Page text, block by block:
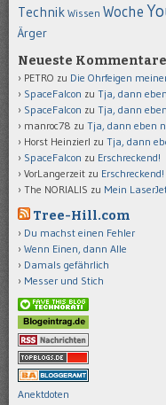
Technik Wissen Woche
Ärger
Neueste Kommentare
PETRO zu Die Ohrfeigen
SpaceFalcon zu Tja, dann
SpaceFalcon zu Tja, dann
manroc78 zu Tja, dann eben
Horst Heinzierl zu Tja, dann
SpaceFalcon zu Erschreckend!
VorLangerzeit zu Erschreckend!
The NORIALIS zu Mein
Tree-Hill.com
Du machst einen Fehler
Wenn Einen, dann Alle
Damals gefährlich
Messer und Stich
Anektdoten